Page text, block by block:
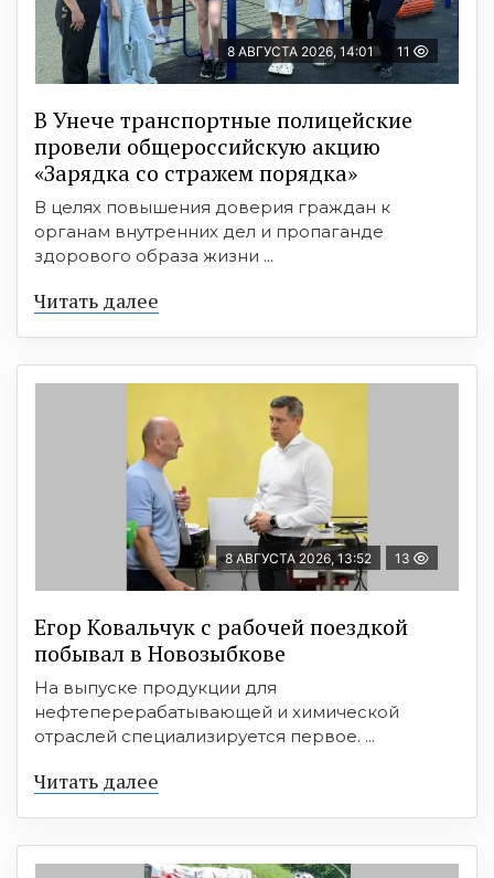
8 АВГУСТА 2026, 14:01 11
В Унече транспортные полицейские
провели общероссийскую акцию
«Зарядка со стражем порядка»
В целях повышения доверия граждан к
органам внутренних дел и пропаганде
здорового образа жизни ...
Читать далее
8 АВГУСТА 2026, 13:52 13
Егор Ковальчук с рабочей поездкой
побывал в Новозыбкове
На выпуске продукции для
нефтеперерабатывающей и химической
отраслей специализируется первое. ...
Читать далее